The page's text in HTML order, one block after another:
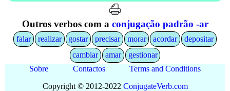
Outros verbos com a conjugação padrão -ar
falar realizar gostar precisar morar acordar
depositar
cambiar
amar
gestionar
Sobre
Contactos
Terms and Conditions
Copyright © 2012-2022 ConjugateVerb.com